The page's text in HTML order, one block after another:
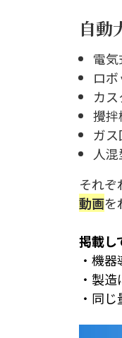
自
電
ロ
カ
攪拌
ガ
人
それぞ
動画を
掲載し
・機器
・製
・同